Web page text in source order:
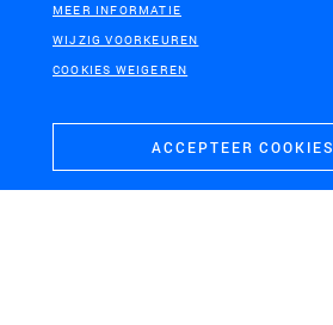
PROVINCIE ZUID-HOLLAND
MEER INFORMATIE
WIJZIG VOORKEUREN
COOKIES WEIGEREN
ACCEPTEER COOKIES